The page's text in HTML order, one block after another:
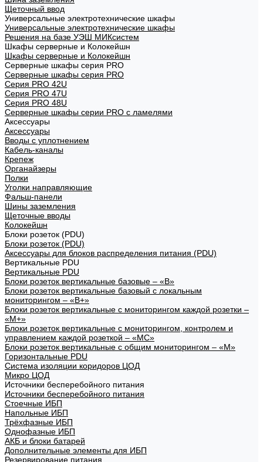
Щеточный ввод
Универсальные электротехнические шкафы
Универсальные электротехнические шкафы
Решения на базе УЭШ МИКсистем
Шкафы серверные и Колокейшн
Шкафы серверные и Колокейшн
Серверные шкафы серия PRO
Серверные шкафы серия PRO
Серия PRO 42U
Серия PRO 47U
Серия PRO 48U
Серверные шкафы серии PRO с ламелями
Аксессуары
Аксессуары
Вводы с уплотнением
Кабель-каналы
Крепеж
Органайзеры
Полки
Уголки направляющие
Фальш-панели
Шины заземления
Щеточные вводы
Колокейшн
Блоки розеток (PDU)
Блоки розеток (PDU)
Аксессуары для блоков распределения питания (PDU)
Вертикальные PDU
Вертикальные PDU
Блоки розеток вертикальные базовые – «В»
Блоки розеток вертикальные базовый с локальным
мониторингом – «В+»
Блоки розеток вертикальные с мониторингом каждой розетки –
«М+»
Блоки розеток вертикальные с мониторингом, контролем и
управлением каждой розеткой – «МС»
Блоки розеток вертикальные с общим мониторингом – «М»
Горизонтальные PDU
Система изоляции коридоров ЦОД
Микро ЦОД
Источники бесперебойного питания
Источники бесперебойного питания
Стоечные ИБП
Напольные ИБП
Трёхфазные ИБП
Однофазные ИБП
АКБ и блоки батарей
Дополнительные элементы для ИБП
Резервирование питания